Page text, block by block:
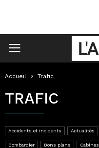
Accueil Trafic
TRAFIC
Accidents et incidents Actualités
Bombardier Bons plans Cabines